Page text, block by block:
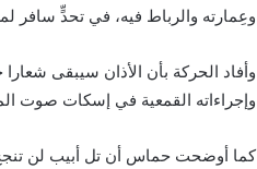
وعِمارته والرباط فيه، في تحدٍّ سافر
وأفاد الحركة بأن الأذان سيبقى
وإجراءاته القمعية في إسكات صوت
كما أوضحت حماس أن تل أبيب لن تنجح